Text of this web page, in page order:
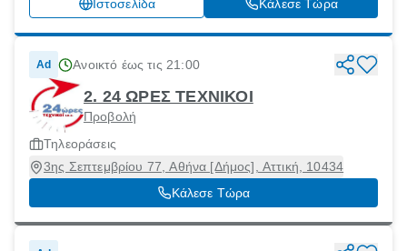
Ιστοσελίδα
Κάλεσε Τώρα
Ad Ανοικτό έως τις 21:00
2. 24 ΩΡΕΣ ΤΕΧΝΙΚΟΙ
Προβολή
Τηλεοράσεις
3ης Σεπτεμβρίου 77, Αθήνα [Δήμος], Αττική, 10434
Κάλεσε Τώρα